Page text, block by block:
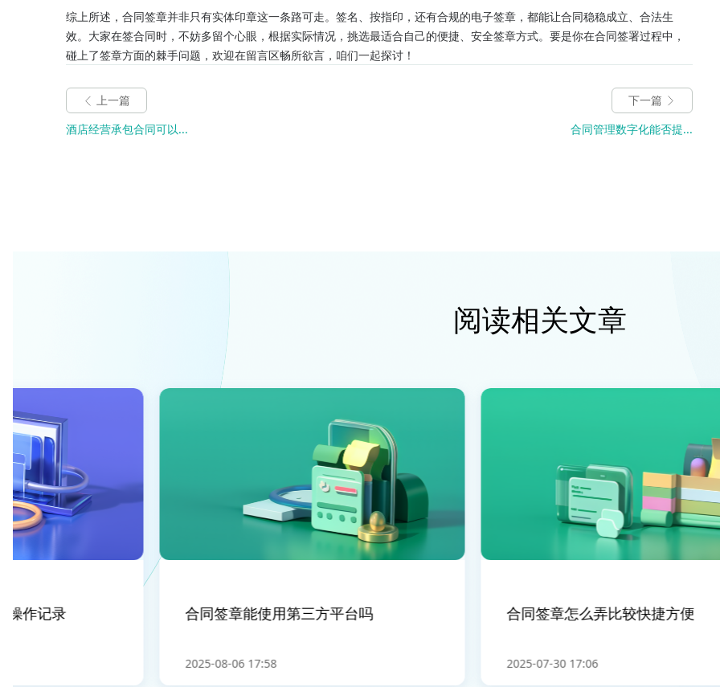
综上所述，合同签章并非只有实体印章这一条路可走。签名、按指印，还有合规的电子签章，都能让合同稳稳成立、合法生
效。大家在签合同时，不妨多留个心眼，根据实际情况，挑选最适合自己的便捷、安全签章方式。要是你在合同签署过程中，
碰上了签章方面的棘手问题，欢迎在留言区畅所欲言，咱们一起探讨！​
上一篇
酒店经营承包合同可以...
下一篇
合同管理数字化能否提...
阅读相关文章
作记录 合同签章能使用第三方平台吗
2025-08-06 17:58
合同签章怎么弄比较快捷方便
2025-07-30 17:06